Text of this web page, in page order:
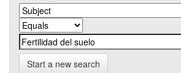
Start a new search